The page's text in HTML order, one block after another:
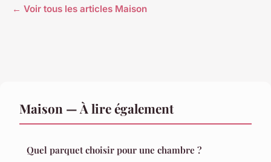
← Voir tous les articles Maison
Maison — À lire également
Quel parquet choisir pour une chambre ?